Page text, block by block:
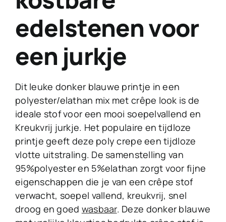
edelstenen voor
een jurkje
Dit leuke donker blauwe printje in een
polyester/elathan mix met crêpe look is de
ideale stof voor een mooi soepelvallend en
Kreukvrij jurkje. Het populaire en tijdloze
printje geeft deze poly crepe een tijdloze
vlotte uitstraling. De samenstelling van
95%polyester en 5%elathan zorgt voor fijne
eigenschappen die je van een crêpe stof
verwacht, soepel vallend, kreukvrij, snel
droog en goed wasbaar. Deze donker blauwe